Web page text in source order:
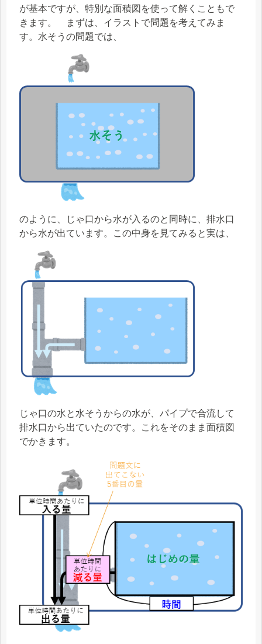
が基本ですが、特別な面積図を使って解くこともで
きます。 まずは、イラストで問題を考えてみま
す。水そうの問題では、
のように、じゃ口から水が入るのと同時に、排水口
から水が出ています。この中身を見てみると実は、
じゃ口の水と水そうからの水が、パイプで合流して
排水口から出ていたのです。これをそのまま面積図
でかきます。